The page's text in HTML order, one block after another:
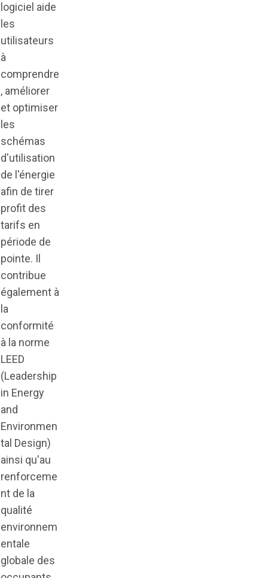
logiciel aide
les
utilisateurs
à
comprendre
, améliorer
et optimiser
les
schémas
d'utilisation
de l'énergie
afin de tirer
profit des
tarifs en
période de
pointe. Il
contribue
également à
la
conformité
à la norme
LEED
(Leadership
in Energy
and
Environmen
tal Design)
ainsi qu'au
renforceme
nt de la
qualité
environnem
entale
globale des